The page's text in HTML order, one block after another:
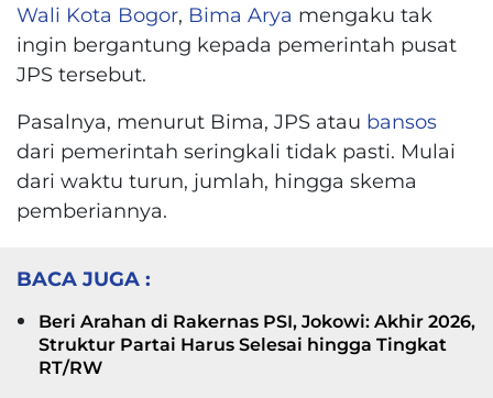
Wali Kota Bogor, Bima Arya mengaku tak
ingin bergantung kepada pemerintah pusat
JPS tersebut.
Pasalnya, menurut Bima, JPS atau bansos
dari pemerintah seringkali tidak pasti. Mulai
dari waktu turun, jumlah, hingga skema
pemberiannya.
BACA JUGA :
Beri Arahan di Rakernas PSI, Jokowi: Akhir 2026,
Struktur Partai Harus Selesai hingga Tingkat
RT/RW